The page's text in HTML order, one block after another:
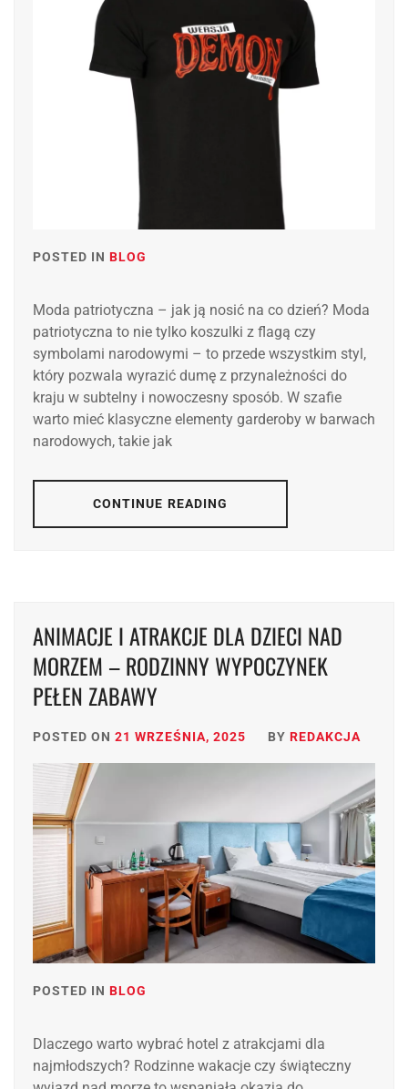
POSTED IN BLOG
Moda patriotyczna – jak ją nosić na co dzień? Moda
patriotyczna to nie tylko koszulki z flagą czy
symbolami narodowymi – to przede wszystkim styl,
który pozwala wyrazić dumę z przynależności do
kraju w subtelny i nowoczesny sposób. W szafie
warto mieć klasyczne elementy garderoby w barwach
narodowych, takie jak
CONTINUE READING
ANIMACJE I ATRAKCJE DLA DZIECI NAD
MORZEM – RODZINNY WYPOCZYNEK
PEŁEN ZABAWY
POSTED ON 21 WRZEŚNIA, 2025 BY REDAKCJA
POSTED IN BLOG
Dlaczego warto wybrać hotel z atrakcjami dla
najmłodszych? Rodzinne wakacje czy świąteczny